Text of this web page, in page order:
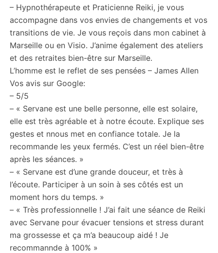
– Hypnothérapeute et Praticienne Reiki, je vous
accompagne dans vos envies de changements et vos
transitions de vie. Je vous reçois dans mon cabinet à
Marseille ou en Visio. J’anime également des ateliers
et des retraites bien-être sur Marseille.
L’homme est le reflet de ses pensées – James Allen
Vos avis sur Google:
– 5/5
– « Servane est une belle personne, elle est solaire,
elle est très agréable et à notre écoute. Explique ses
gestes et nnous met en confiance totale. Je la
recommande les yeux fermés. C’est un réel bien-être
après les séances. »
– « Servane est d’une grande douceur, et très à
l’écoute. Participer à un soin à ses côtés est un
moment hors du temps. »
– « Très professionnelle ! J’ai fait une séance de Reiki
avec Servane pour évacuer tensions et stress durant
ma grossesse et ça m’a beaucoup aidé ! Je
recommannde à 100% »